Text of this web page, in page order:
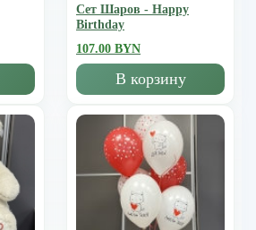
Сет Шаров - Happy
Birthday
107.00 BYN
В корзину